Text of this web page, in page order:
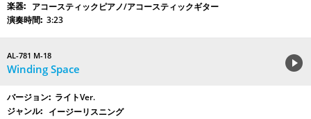
アコースティックピアノ/アコースティックギター
3:23
AL-781 M-18
Winding Space
ライトVer.
イージーリスニング